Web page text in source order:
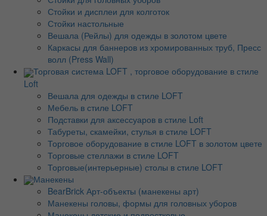
Стойки и дисплеи для колготок
Стойки настольные
Вешала (Рейлы) для одежды в золотом цвете
Каркасы для баннеров из хромированных труб, Пресс
волл (Press Wall)
Торговая система LOFT , торговое оборудование в стиле
Loft
Вешала для одежды в стиле LOFT
Мебель в стиле LOFT
Подставки для аксессуаров в стиле Loft
Табуреты, скамейки, стулья в стиле LOFT
Торговое оборудование в стиле LOFT в золотом цвете
Торговые стеллажи в стиле LOFT
Торговые(интерьерные) столы в стиле LOFT
Манекены
BearBrick Арт-объекты (манекены арт)
Манекены головы, формы для головных уборов